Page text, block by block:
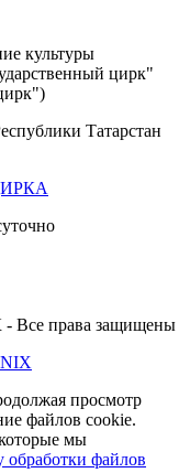
культуры
цирк"
Татарстан
права защищены
просмотр
файлов cookie.
мы
обработки файлов